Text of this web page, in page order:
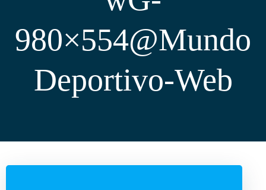
980×554@Mundo
Deportivo-Web